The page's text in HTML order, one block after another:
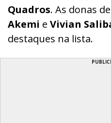
Quadros. As donas
Akemi e Vivian
destaques na lista.